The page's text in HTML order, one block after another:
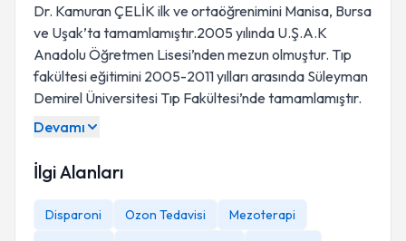
Dr. Kamuran ÇELİK ilk ve ortaöğrenimini Manisa, Bursa
ve Uşak’ta tamamlamıştır.2005 yılında U.Ş.A.K
Anadolu Öğretmen Lisesi’nden mezun olmuştur. Tıp
fakültesi eğitimini 2005-2011 yılları arasında Süleyman
Demirel Üniversitesi Tıp Fakültesi’nde tamamlamıştır.
Devamı
İlgi Alanları
Disparoni Ozon Tedavisi
Mezoterapi